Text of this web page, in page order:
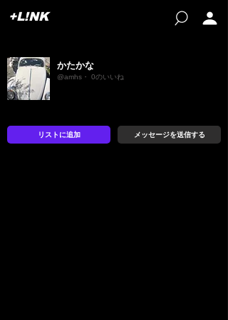
+L!NK
かたかな
@amhs・ 0のいいね
リストに追加 メッセージを送信する